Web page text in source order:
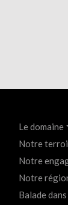
Menu
FR
Haut
de
page
Le domaine
Notre
Notre
Notre
Balade